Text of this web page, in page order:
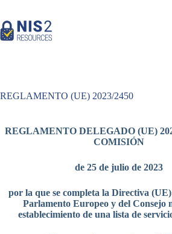
contenido
REGLAMENTO (UE) 2023/2450
REGLAMENTO DELEGADO (UE)
COMISIÓN
de 25 de julio de 2023
por la que se completa la Directiva
Parlamento Europeo y del Consejo
establecimiento de una lista de